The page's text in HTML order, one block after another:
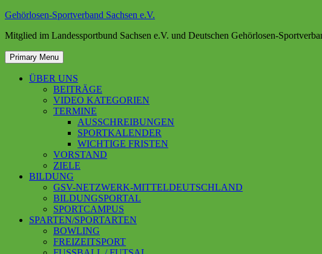
Skip
content
Gehörlosen-Sportverband Sachsen e.V.
Mitglied im Landessportbund Sachsen e.V. und Deutschen Gehörlosen-
Primary Menu
ÜBER UNS
BEITRÄGE
VIDEO KATEGORIEN
TERMINE
AUSSCHREIBUNGEN
SPORTKALENDER
WICHTIGE FRISTEN
VORSTAND
ZIELE
BILDUNG
GSV-NETZWERK-MITTELDEUTSCHLAND
BILDUNGSPORTAL
SPORTCAMPUS
SPARTEN/SPORTARTEN
BOWLING
FREIZEITSPORT